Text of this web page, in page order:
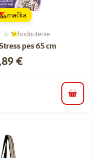
pes 65 cm
Hodnotenie 20%, počet
1×hodnotenie
€
značka
do